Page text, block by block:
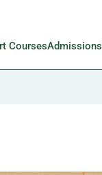
CoursesAdmissions